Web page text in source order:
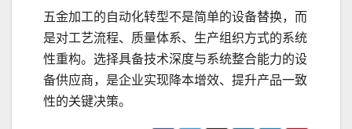
五金加工的自动化转型不是简单的设备替换，而
是对工艺流程、质量体系、生产组织方式的系统
性重构。选择具备技术深度与系统整合能力的设
备供应商，是企业实现降本增效、提升产品一致
性的关键决策。